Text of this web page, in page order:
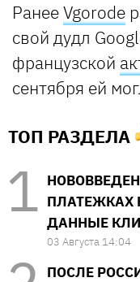
РанееVgorode
свой дудл
французской
сентября ей
ТОП РАЗДЕЛА
ПЛАТЕЖКАХ
ДАННЫЕ
03 Августа 14:04
ПОСЛЕ